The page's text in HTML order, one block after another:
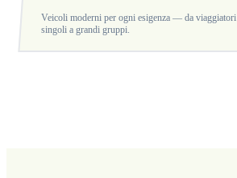
Veicoli moderni per ogni esigenza — da viaggiatori
singoli a grandi gruppi.